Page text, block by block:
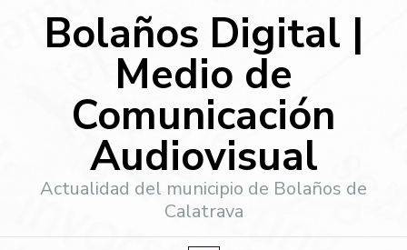
Bolaños Digital |
Medio de
Comunicación
Audiovisual
Actualidad del municipio de Bolaños de
Calatrava